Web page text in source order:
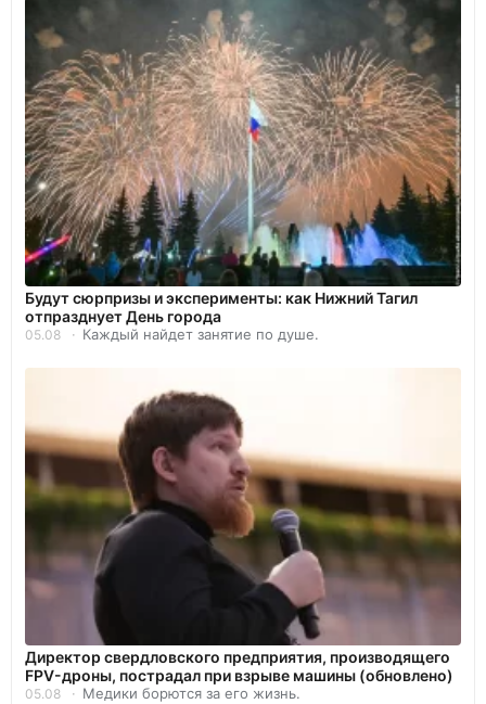
Будут сюрпризы и эксперименты: как Нижний Тагил
отпразднует День города
05.08 Каждый найдет занятие по душе.
Директор свердловского предприятия, производящего
FPV-дроны, пострадал при взрыве машины (обновлено)
05.08 Медики борются за его жизнь.